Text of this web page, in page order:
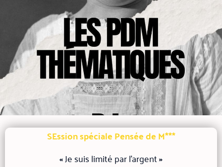
SEssion spéciale Pensée de M***
«Je suis limité par l'argent»